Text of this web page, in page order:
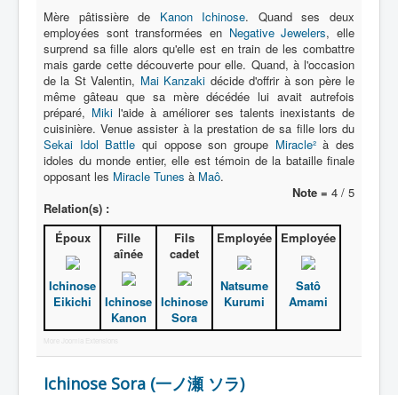
Mère pâtissière de Kanon Ichinose. Quand ses deux
employées sont transformées en Negative Jewelers, elle
surprend sa fille alors qu'elle est en train de les combattre
mais garde cette découverte pour elle. Quand, à l'occasion
de la St Valentin, Mai Kanzaki décide d'offrir à son père le
même gâteau que sa mère décédée lui avait autrefois
préparé, Mikil'aide à améliorer ses talents inexistants de
cuisinière. Venue assister à la prestation de sa fille lors du
Sekai Idol Battle qui oppose son groupe Miracle²à des
idoles du monde entier, elle est témoin de la bataille finale
opposant les Miracle Tunes à Maô.
Note = 4 / 5
Relation(s) :
Époux
Ichinose
Eikichi
Fille
aînée
Ichinose
Kanon
Fils
cadet
Ichinose
Sora
Employée
Natsume
Kurumi
Employée
Satô
Amami
More Joomla Extensions
Ichinose Sora (一ノ瀬 ソラ)